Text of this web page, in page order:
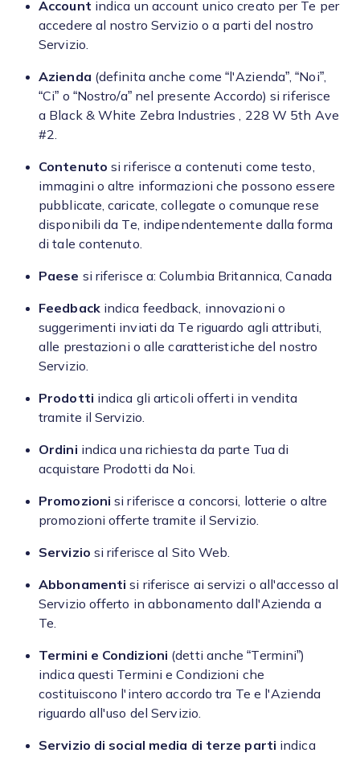
Account indica un account unico creato per Te per
accedere al nostro Servizio o a parti del nostro
Servizio.
Azienda (definita anche come “l'Azienda”, “Noi”,
“Ci” o “Nostro/a” nel presente Accordo) si riferisce
a Black & White Zebra Industries , 228 W 5th Ave
#2.
Contenuto si riferisce a contenuti come testo,
immagini o altre informazioni che possono essere
pubblicate, caricate, collegate o comunque rese
disponibili da Te, indipendentemente dalla forma
di tale contenuto.
Paese si riferisce a: Columbia Britannica, Canada
Feedbackindica feedback, innovazioni o
suggerimenti inviati da Te riguardo agli attributi,
alle prestazioni o alle caratteristiche del nostro
Servizio.
Prodotti indica gli articoli offerti in vendita
tramite il Servizio.
Ordini indica una richiesta da parte Tua di
acquistare Prodotti da Noi.
Promozioni si riferisce a concorsi, lotterie o altre
promozioni offerte tramite il Servizio.
Servizio si riferisce al Sito Web.
Abbonamenti si riferisce ai servizi o all'accesso al
Servizio offerto in abbonamento dall'Azienda a
Te.
Termini e Condizioni (detti anche “Termini”)
indica questi Termini e Condizioni che
costituiscono l'intero accordo tra Te e l'Azienda
riguardo all'uso del Servizio.
Servizio di social media di terze parti indica